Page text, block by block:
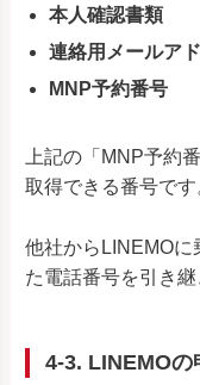
本人確認書類
連絡用メールア
MNP予約番号
上記の「MNP予約
取得できる番号です
他社からLINEMOに
た電話番号を引き
4-3. LINEMOの